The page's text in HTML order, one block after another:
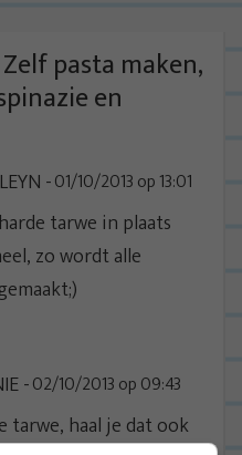
pasta maken,
en
01/10/2013 op 13:01
tarwe in plaats
zo wordt alle
02/10/2013 op 09:43
tarwe, haal je dat ook